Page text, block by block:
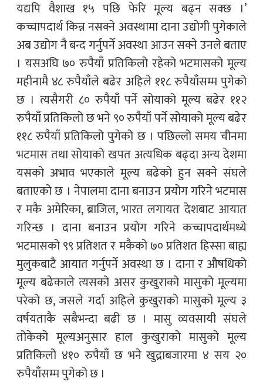
यद्यपि वैशाख १५ पछि फेरि मूल्य बढ्न सक्छ ।’
कच्चापदार्थ किन्न नसक्ने अवस्थामा दाना उद्योगी पुगेकाले
अब उद्योग नै बन्द गर्नुपर्ने अवस्था आउन सक्ने उनले बताए
। यसअघि ७० रुपैयाँ प्रतिकिलो रहेको भटमासको मूल्य
महीनामै ४८ रुपैयाँले बढेर अहिले ११८ रुपैयाँसम्म पुगेको
छ । त्यसैगरी ८० रुपैयाँ पर्ने सोयाको मूल्य बढेर ११२
रुपैयाँ प्रतिकिलो छ भने ९० रुपैयाँ पर्ने सोयाको मूल्य बढेर
११८ रुपैयाँ प्रतिकिलो पुगेको छ । पछिल्लो समय चीनमा
भटमास तथा सोयाको खपत अत्यधिक बढ्दा अन्य देशमा
यसको अभाव भएकाले मूल्य बढेको हुन सक्ने संघले
बताएको छ । नेपालमा दाना बनाउन प्रयोग गरिने भटमास
र मकै अमेरिका, ब्राजिल, भारत लगायत देशबाट आयात
गरिन्छ । दाना बनाउन प्रयोग गरिने कच्चापदार्थमध्ये
भटमासको ९९ प्रतिशत र मकैको ७० प्रतिशत हिस्सा बाह्य
मुलुकबाटै आयात गर्नुपर्ने अवस्था छ । दाना र औषधिको
मूल्य बढेकाले त्यसको असर कुखुराको मासुको मूल्यमा
परेको छ, जसले गर्दा अहिले कुखुराको मासुको मूल्य ३
वर्षयताकै सबैभन्दा बढी छ । मासु व्यवसायी संघले
तोकेको मूल्यअनुसार हाल कुखुराको मासुको मूल्य
प्रतिकिलो ४१० रुपैयाँ छ भने खुद्राबजारमा ४ सय २०
रुपैयाँसम्म पुगेको छ ।